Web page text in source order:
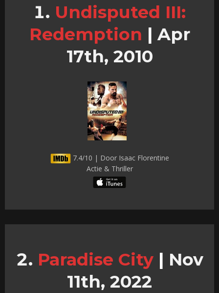
Undisputed III:
Redemption | Apr
17th, 2010
7.4/10 | Door Isaac Florentine
Actie & Thriller
Paradise City | Nov
11th, 2022